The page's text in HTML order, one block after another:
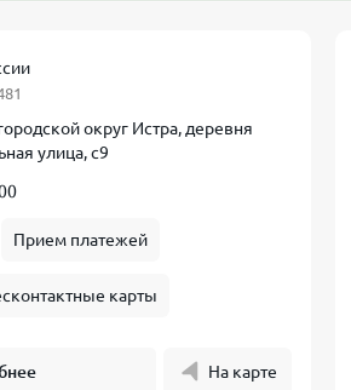
округ Истра, деревня
улица, с9
Прием платежей
карты
На карте